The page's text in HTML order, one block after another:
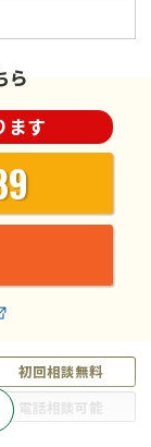
初回相談無料
電話相談可能
ら
ます